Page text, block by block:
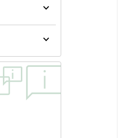
keyboard_arrow_down
keyboard_arrow_down